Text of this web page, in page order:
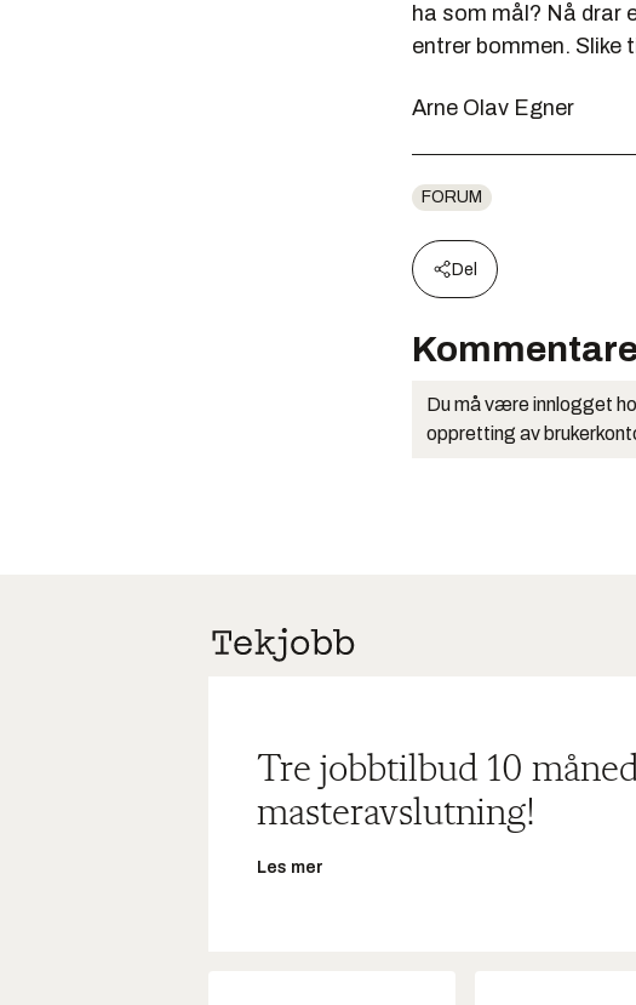
ha som mål? Nå drar
entrer bommen.
Arne Olav Egner
FORUM
Del
Du må være innlogget
oppretting av
Tre jobbtilbud 10
masteravslutning!
Les mer